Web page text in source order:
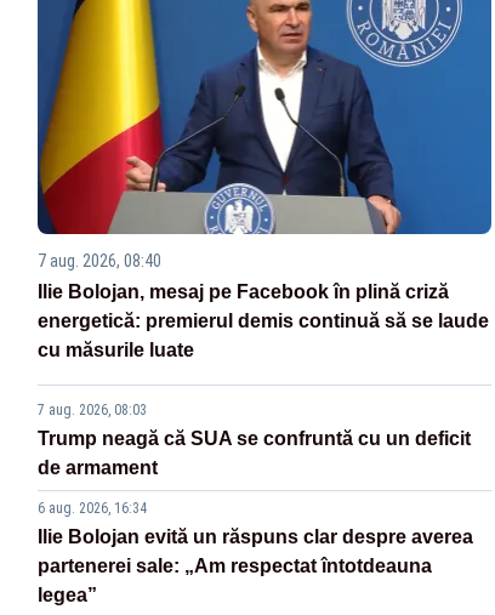
7 aug. 2026, 08:40
Ilie Bolojan, mesaj pe Facebook în plină criză
energetică: premierul demis continuă să se laude
cu măsurile luate
7 aug. 2026, 08:03
Trump neagă că SUA se confruntă cu un deficit
de armament
6 aug. 2026, 16:34
Ilie Bolojan evită un răspuns clar despre averea
partenerei sale: „Am respectat întotdeauna
legea”